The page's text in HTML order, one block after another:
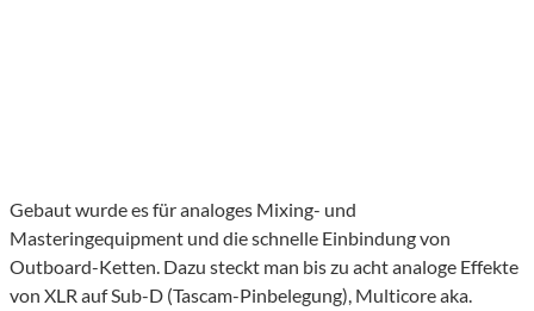
Gebaut wurde es für analoges Mixing- und
Masteringequipment und die schnelle Einbindung von
Outboard-Ketten. Dazu steckt man bis zu acht analoge Effekte
von XLR auf Sub-D (Tascam-Pinbelegung), Multicore aka.